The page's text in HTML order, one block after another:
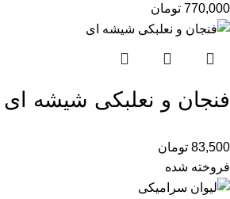
770,000 تومان
فنجان و نعلبکی شیشه ای –
83,500 تومان
فروخته شده